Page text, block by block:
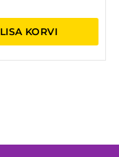
LISA KORVI